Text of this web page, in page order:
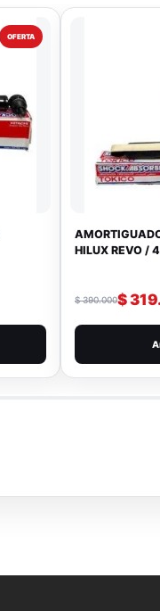
OFERTA
HILUX REVO /
$390.000$